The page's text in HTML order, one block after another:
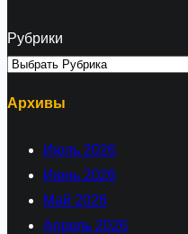
Рубрики
Архивы
Июль 2026
Июнь 2026
Май 2026
Апрель 2026